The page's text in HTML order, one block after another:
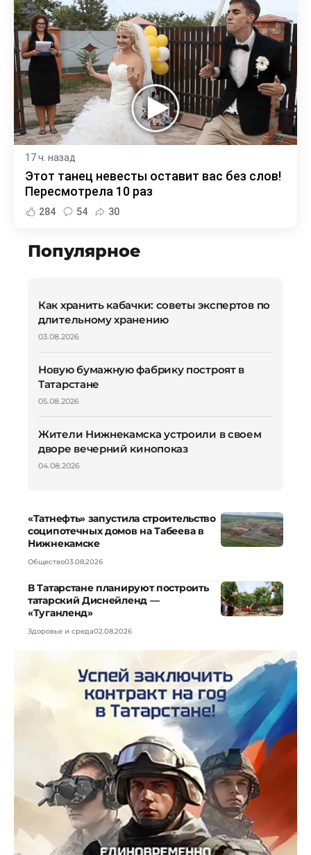
17 ч. назад
Этот танец невесты оставит вас без слов!
Пересмотрела 10 раз
284 54 30
Популярное
Как хранить кабачки: советы экспертов по
длительному хранению
03.08.2026
Новую бумажную фабрику построят в
Татарстане
05.08.2026
Жители Нижнекамска устроили в своем
дворе вечерний кинопоказ
04.08.2026
«Татнефть» запустила строительство
соципотечных домов на Табеева в
Нижнекамске
Общество03.08.2026
В Татарстане планируют построить
татарский Диснейленд —
«Туганленд»
Здоровье и среда02.08.2026